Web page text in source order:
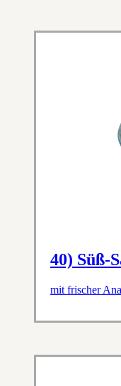
40) Süß-
mit frischer